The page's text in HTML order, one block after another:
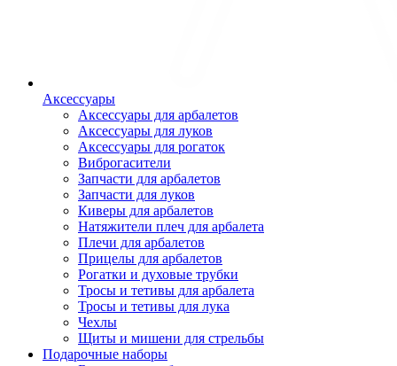
Аксессуары
Аксессуары для арбалетов
Аксессуары для луков
Аксессуары для рогаток
Виброгасители
Запчасти для арбалетов
Запчасти для луков
Киверы для арбалетов
Натяжители плеч для арбалета
Плечи для арбалетов
Прицелы для арбалетов
Рогатки и духовые трубки
Тросы и тетивы для арбалета
Тросы и тетивы для лука
Чехлы
Щиты и мишени для стрельбы
Подарочные наборы